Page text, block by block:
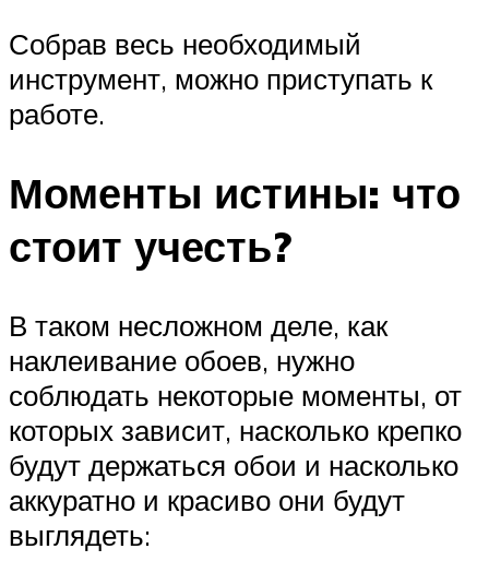
Собрав весь необходимый
инструмент, можно приступать к
работе.
Моменты истины: что
стоит учесть?
В таком несложном деле, как
наклеивание обоев, нужно
соблюдать некоторые моменты, от
которых зависит, насколько крепко
будут держаться обои и насколько
аккуратно и красиво они будут
выглядеть: